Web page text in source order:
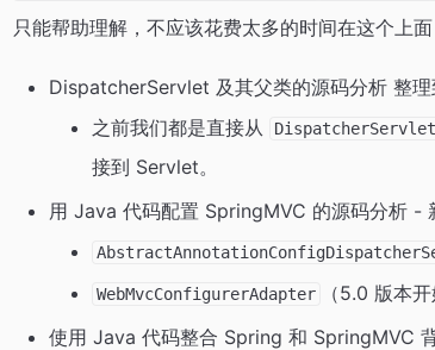
只能帮助理解，不应该花费太多的时间在这个上
DispatcherServlet 及其父类的源码分析 整
之前我们都是直接从
接到 Servlet。
用 Java 代码配置 SpringMVC 的源码分析 -
WebMvcConfigurerAdapter （5.0 版本
使用 Java 代码整合 Spring 和 SpringMVC